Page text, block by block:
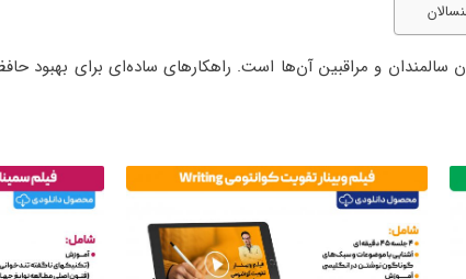
و مراقبین آن‌ها است. راهکارهای ساده‌ای برای بهبود